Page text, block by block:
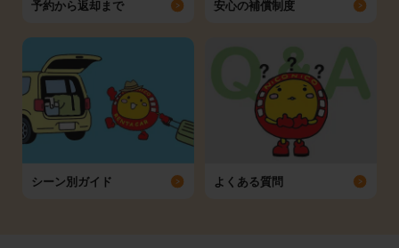
予約から返却まで 安心の補償制度
シーン別ガイド よくある質問